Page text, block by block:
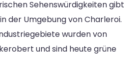
Sehenswürdigkeiten gibt
der Umgebung von Charleroi.
wurden von
und sind heute grüne